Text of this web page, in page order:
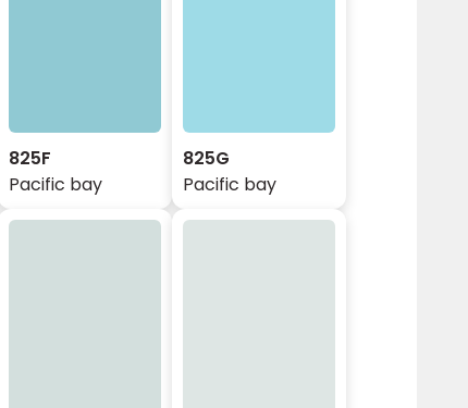
825F
Pacific bay
825G
Pacific bay